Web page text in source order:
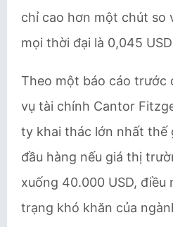
chỉ cao hơn một chút so
mọi thời đại là 0,045
Theo một báo cáo trước
vụ tài chính Cantor
ty khai thác lớn nhất thế
đầu hàng nếu giá thị
xuống 40.000 USD,
trạng khó khăn của